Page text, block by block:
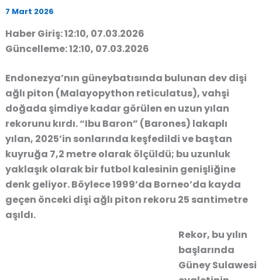
7 Mart 2026
Haber Giriş: 12:10, 07.03.2026
Güncelleme: 12:10, 07.03.2026
Endonezya’nın güneybatısında bulunan dev dişi
ağlı piton (Malayopython reticulatus), vahşi
doğada şimdiye kadar görülen en uzun yılan
rekorunu kırdı. “Ibu Baron” (Barones) lakaplı
yılan, 2025’in sonlarında keşfedildi ve baştan
kuyruğa 7,2 metre olarak ölçüldü; bu uzunluk
yaklaşık olarak bir futbol kalesinin genişliğine
denk geliyor. Böylece 1999’da Borneo’da kayda
geçen önceki dişi ağlı piton rekoru 25 santimetre
aşıldı.
Rekor, bu yılın
başlarında
Güney Sulawesi